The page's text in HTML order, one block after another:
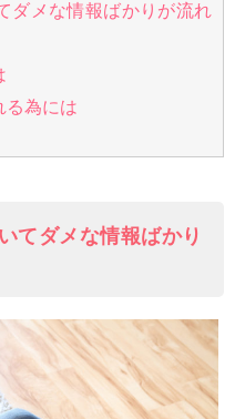
ダメな情報ばかりが流れ
る為には
てダメな情報ばかり